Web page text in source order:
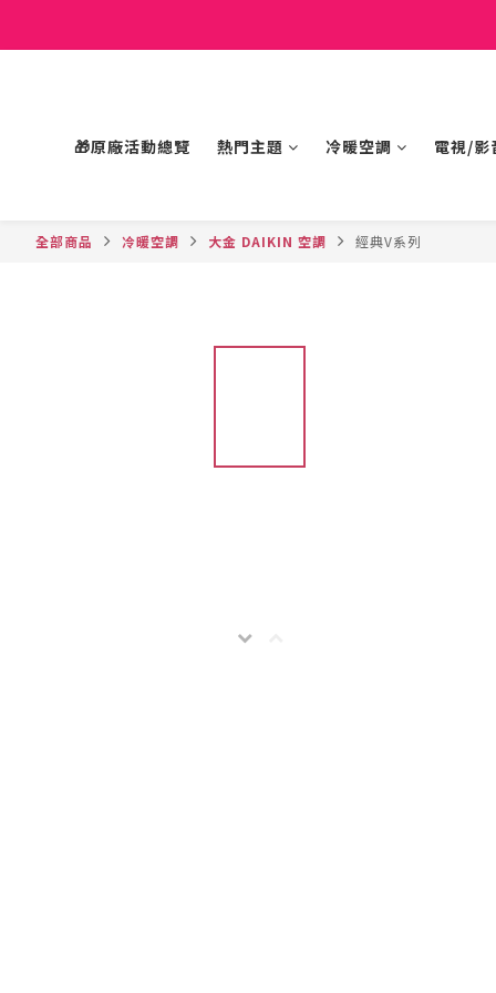
🎁原廠活動總覽 熱門主題 冷暖空調 電視/影
全部商品 冷暖空調 大金 DAIKIN 空調 經典V系列